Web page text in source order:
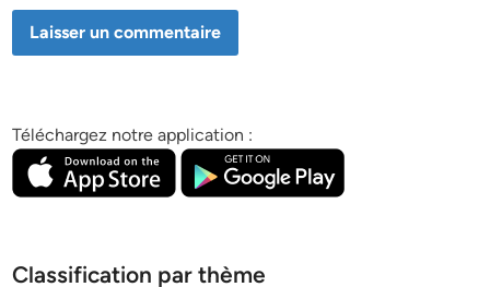
Téléchargez notre application :
Classification par thème